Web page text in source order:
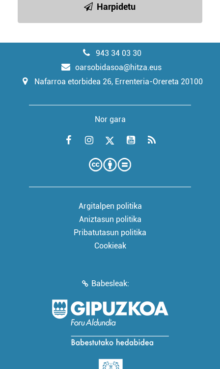
Harpidetu
943 34 03 30
oarsobidasoa@hitza.eus
Nafarroa etorbidea 26, Errenteria-Orereta 20100
Nor gara
Argitalpen politika
Aniztasun politika
Pribatutasun politika
Cookieak
Babesleak: